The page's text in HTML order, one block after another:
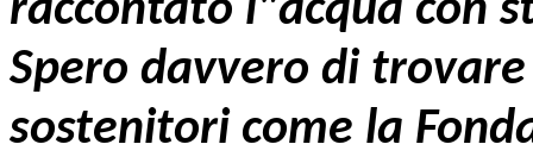
raccontato l"acqua con
Spero davvero di
sostenitori come la